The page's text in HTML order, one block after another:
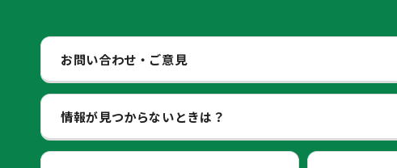
お問い合わせ・ご意見
情報が見つからないときは？